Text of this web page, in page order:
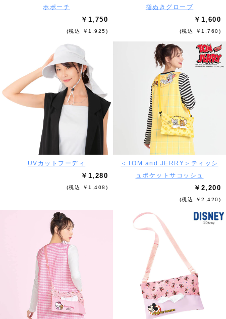
ホポーチ
￥1,750
(税込 ￥1,925)
指ぬきグローブ
￥1,600
(税込 ￥1,760)
UVカットフーディ
￥1,280
(税込 ￥1,408)
＜TOM and JERRY＞ティッシ
ュポケットサコッシュ
￥2,200
(税込 ￥2,420)